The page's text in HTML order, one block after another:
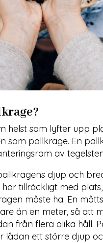
helst som lyfter upp
som pallkrage. En
av
djup och
tillräckligt med
måste ha. En
än en meter, så att
från flera olika håll.
lådan ett större djup